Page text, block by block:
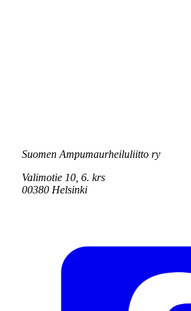
Suomen Ampumaurheiluliitto ry
Valimotie 10, 6. krs
00380 Helsinki